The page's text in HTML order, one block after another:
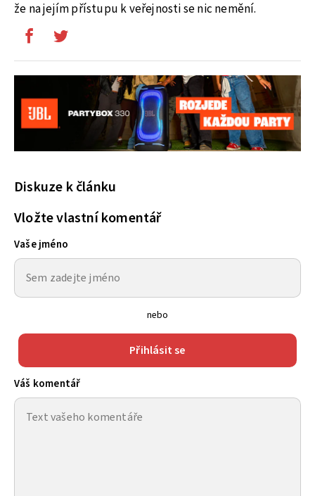
že na jejím přístupu k veřejnosti se nic nemění.
Diskuze k článku
Vložte vlastní komentář
Vaše jméno
nebo
Přihlásit se
Váš komentář